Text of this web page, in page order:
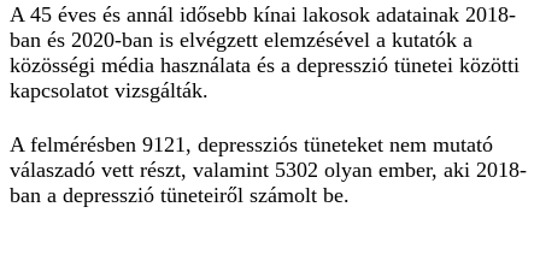
A 45 éves és annál idősebb kínai lakosok adatainak 2018-
ban és 2020-ban is elvégzett elemzésével a kutatók a
közösségi média használata és a depresszió tünetei közötti
kapcsolatot vizsgálták.
A felmérésben 9121, depressziós tüneteket nem mutató
válaszadó vett részt, valamint 5302 olyan ember, aki 2018-
ban a depresszió tüneteiről számolt be.